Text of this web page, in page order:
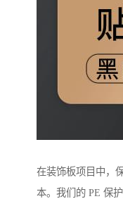
在装饰板项目中，
本。我们的 PE 保